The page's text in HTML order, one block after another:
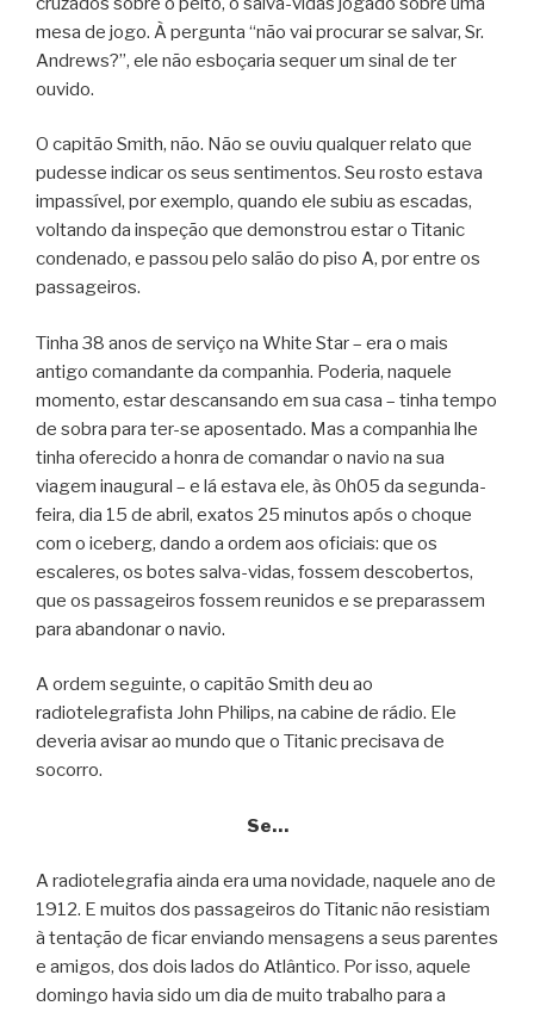
mesa de jogo. À pergunta “não vai procurar se salvar, Sr.
Andrews?”, ele não esboçaria sequer um sinal de ter
ouvido.
O capitão Smith, não. Não se ouviu qualquer relato que
pudesse indicar os seus sentimentos. Seu rosto estava
impassível, por exemplo, quando ele subiu as escadas,
voltando da inspeção que demonstrou estar o Titanic
condenado, e passou pelo salão do piso A, por entre os
passageiros.
Tinha 38 anos de serviço na White Star – era o mais
antigo comandante da companhia. Poderia, naquele
momento, estar descansando em sua casa – tinha tempo
de sobra para ter-se aposentado. Mas a companhia lhe
tinha oferecido a honra de comandar o navio na sua
viagem inaugural – e lá estava ele, às 0h05 da segunda-
feira, dia 15 de abril, exatos 25 minutos após o choque
com o iceberg, dando a ordem aos oficiais: que os
escaleres, os botes salva-vidas, fossem descobertos,
que os passageiros fossem reunidos e se preparassem
para abandonar o navio.
A ordem seguinte, o capitão Smith deu ao
radiotelegrafista John Philips, na cabine de rádio. Ele
deveria avisar ao mundo que o Titanic precisava de
socorro.
Se…
A radiotelegrafia ainda era uma novidade, naquele ano de
1912. E muitos dos passageiros do Titanic não resistiam
à tentação de ficar enviando mensagens a seus parentes
e amigos, dos dois lados do Atlântico. Por isso, aquele
domingo havia sido um dia de muito trabalho para a